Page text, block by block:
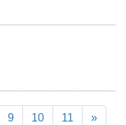
9 10 11 »